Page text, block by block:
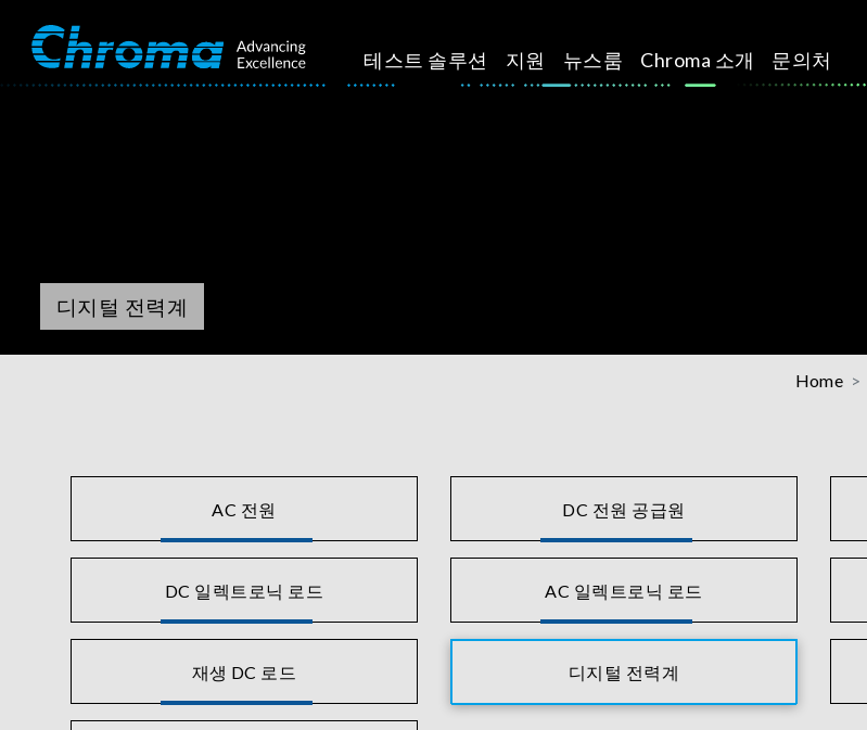
테스트 솔루션 지원 뉴스룸 Chroma 소개 문의처
디지털 전력계
Home
AC 전원 DC 전원 공급원
DC 일렉트로닉 로드 AC 일렉트로닉 로드
재생 DC 로드 디지털 전력계